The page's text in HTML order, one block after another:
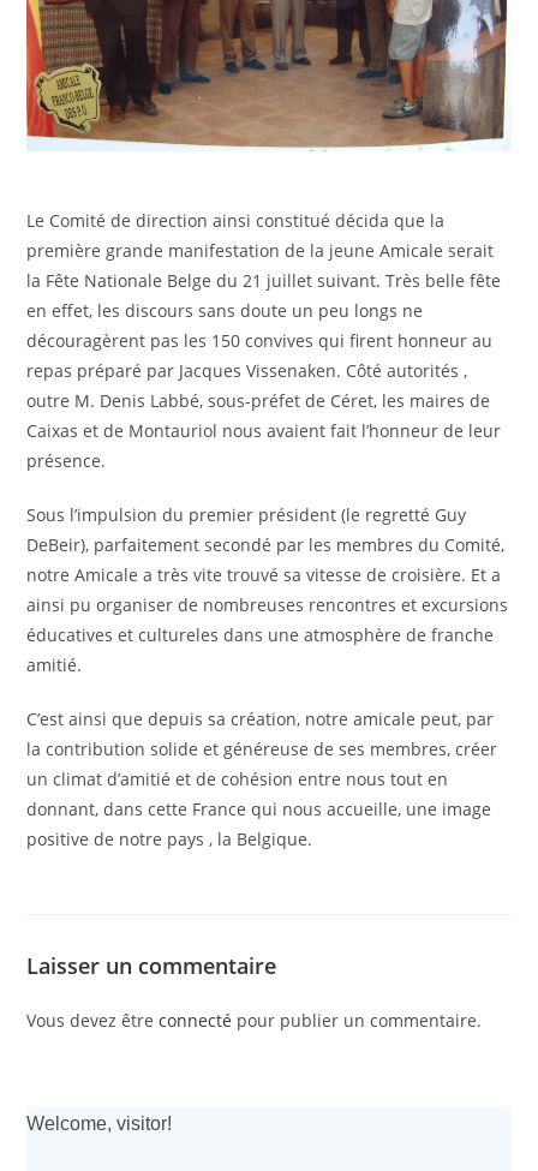
Le Comité de direction ainsi constitué décida que la
première grande manifestation de la jeune Amicale serait
la Fête Nationale Belge du 21 juillet suivant. Très belle fête
en effet, les discours sans doute un peu longs ne
découragèrent pas les 150 convives qui firent honneur au
repas préparé par Jacques Vissenaken. Côté autorités ,
outre M. Denis Labbé, sous-préfet de Céret, les maires de
Caixas et de Montauriol nous avaient fait l’honneur de leur
présence.
Sous l’impulsion du premier président (le regretté Guy
DeBeir), parfaitement secondé par les membres du Comité,
notre Amicale a très vite trouvé sa vitesse de croisière. Et a
ainsi pu organiser de nombreuses rencontres et excursions
éducatives et cultureles dans une atmosphère de franche
amitié.
C’est ainsi que depuis sa création, notre amicale peut, par
la contribution solide et généreuse de ses membres, créer
un climat d’amitié et de cohésion entre nous tout en
donnant, dans cette France qui nous accueille, une image
positive de notre pays , la Belgique.
Laisser un commentaire
Vous devez êtreconnecté pour publier un commentaire.
Welcome, visitor!